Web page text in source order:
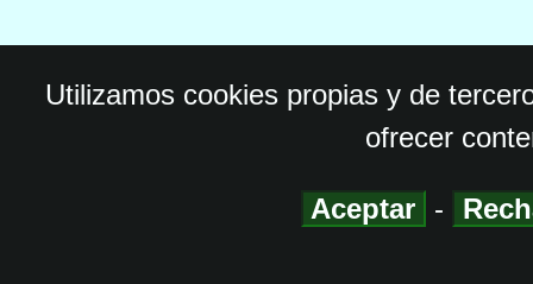
Utilizamos cookies propias y de
ofrecer
Aceptar -